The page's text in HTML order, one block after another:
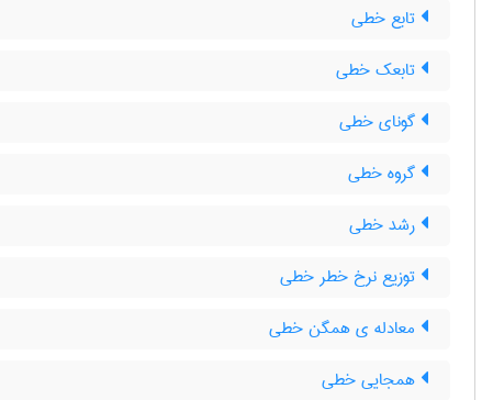
تابع خطی
تابعک خطی
گونای خطی
گروه خطی
رشد خطی
توزیع نرخ خطر خطی
معادله ی همگن خطی
همجایی خطی